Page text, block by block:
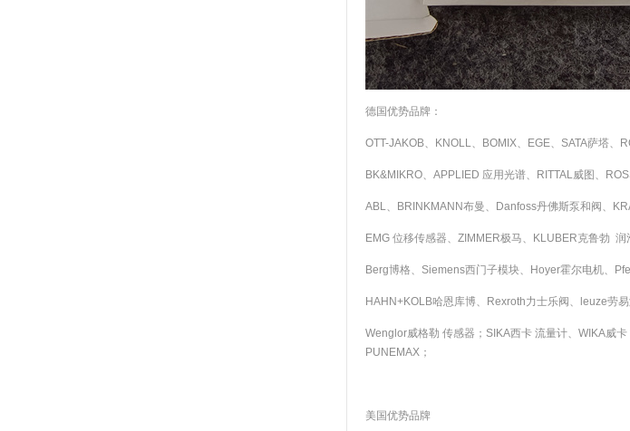
德国优势品牌：
OTT-JAKOB、KNOLL、BOMIX、EGE、SATA萨塔、
BK&MIKRO、APPLIED 应用光谱、RITTAL威图、
ABL、BRINKMANN布曼、Danfoss丹佛斯泵和阀、
EMG 位移传感器、ZIMMER极马、KLUBER克鲁勃
Berg博格、Siemens西门子模块、Hoyer霍尔电机、
HAHN+KOLB哈恩库博、Rexroth力士乐阀、leuze劳
Wenglor威格勒 传感器；SIKA西卡 流量计、WIKA威
PUNEMAX；
美国优势品牌